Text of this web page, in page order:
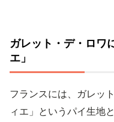
ガレット・デ・ロワ
エ」
フランスには、ガレッ
ィエ」というパイ生地